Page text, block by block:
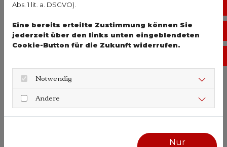
Kontrolle. Anzeichen dafür sidn Verwirrtheit,
Übelkeit und im schlimmsten Fall
#Wassereinlagerungen im Gehirn und Koma. Das
paasiert selten und kann vor allem
vorkommen. 280 solcher gravierender Fälle sind
weltweit dokumentiert. Klar ist: der
Flüssigkeitsbedarf kann je nach körperlicher
Aktivität und Aussentemperatur sehr stark
#stadtapoteke #spessartapotheke #gemuenden
Abs. 1 lit. a. DSGVO).
Eine bereits erteilte Zustimmung können Sie
jederzeit über den links unten eingeblendeten
Cookie-Button für die Zukunft widerrufen.
Notwendig
Andere
Nur